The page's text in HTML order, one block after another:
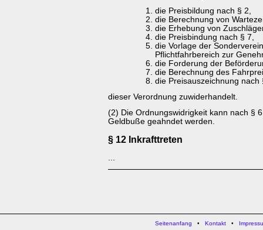
die Preisbildung nach § 2,
die Berechnung von
die Erhebung von
die Preisbindung nach § 7,
die Vorlage der
Pflichtfahrbereich zur
die Forderung der
die Berechnung des
die Preisauszeichnung nach
dieser Verordnung zuwiderhandelt.
(2) Die Ordnungswidrigkeit kann nach §
Geldbuße geahndet werden.
§ 12 Inkrafttreten
Seitenanfang • Kontakt•